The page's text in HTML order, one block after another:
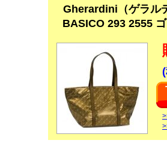
Gherardini（ゲラル
BASICO 293 2555